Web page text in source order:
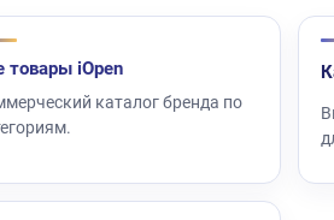
товары iOpen
каталог бренда по